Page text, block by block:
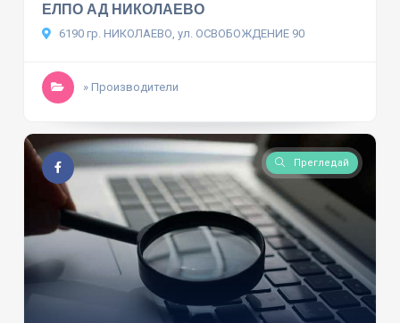
ЕЛПО АД НИКОЛАЕВО
6190 гр. НИКОЛАЕВО, ул. ОСВОБОЖДЕНИЕ 90
» Производители
Прегледай